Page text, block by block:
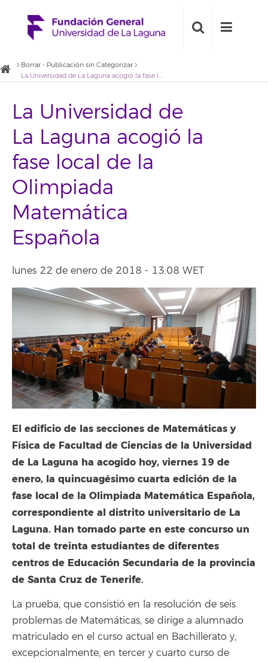
Borrar - Publicación sin Categorizar
La Universidad de La Laguna acogió la fase local de la Olimpiada Matemática Española
La Universidad de
La Laguna acogió la
fase local de la
Olimpiada
Matemática
Española
lunes 22 de enero de 2018 - 13:08 WET
El edificio de las secciones de Matemáticas y
Física de Facultad de Ciencias de la Universidad
de La Laguna ha acogido hoy, viernes 19 de
enero, la quincuagésimo cuarta edición de la
fase local de la Olimpiada Matemática Española,
correspondiente al distrito universitario de La
Laguna. Han tomado parte en este concurso un
total de treinta estudiantes de diferentes
centros de Educación Secundaria de la provincia
de Santa Cruz de Tenerife.
La prueba, que consistió en la resolución de seis
problemas de Matemáticas, se dirige a alumnado
matriculado en el curso actual en Bachillerato y,
excepcionalmente, en tercer y cuarto curso de